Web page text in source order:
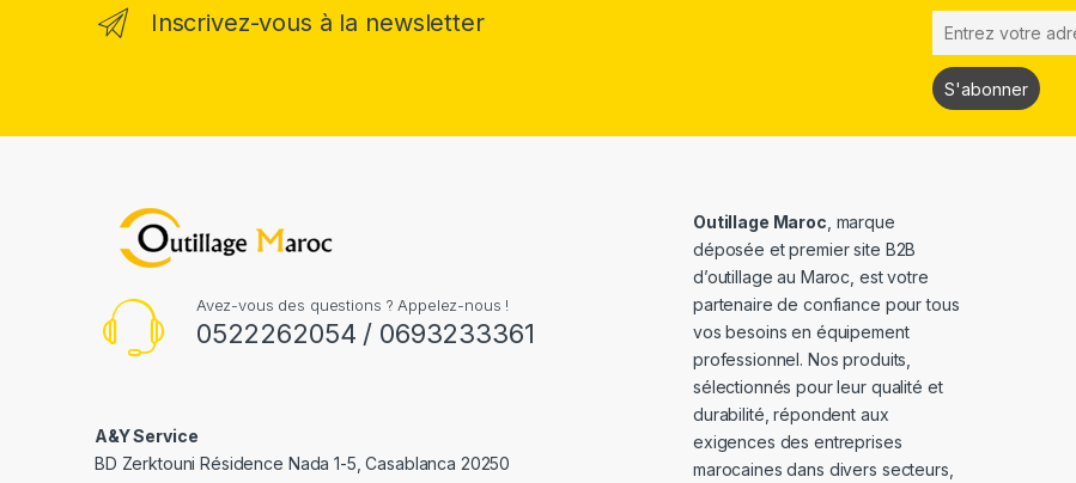
Inscrivez-vous à la newsletter
Avez-vous des questions ? Appelez-nous !
0522262054 / 0693233361
A&Y Service
BD Zerktouni Résidence Nada 1-5, Casablanca 20250
Outillage Maroc , marque
déposée et premier site B2B
d’outillage au Maroc, est votre
partenaire de confiance pour tous
vos besoins en équipement
professionnel. Nos produits,
sélectionnés pour leur qualité et
durabilité, répondent aux
exigences des entreprises
marocaines dans divers secteurs,